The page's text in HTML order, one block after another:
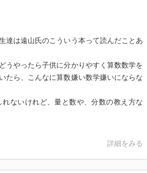
と内包量の話はいまいちピンと来なかっ
れたばかりで、いわば旬の話題だったの
ないわけではありませんが、小学校算数の
しすぎたのでしょう。私も読み進めるう
書になるのか、見てみたい気がします。
達は遠山氏のこういう本って読んだことあ
うやったら子供に分かりやすく算数数学を
たら、こんなに算数嫌い数学嫌いにならな
ないけれど、量と数や、分数の教え方な
詳細をみる